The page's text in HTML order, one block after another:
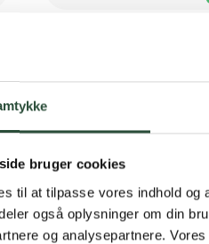
bruger cookies
til at tilpasse vores indhold
også oplysninger om din
og analysepartnere.